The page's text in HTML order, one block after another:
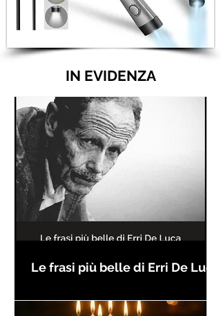
IN EVIDENZA
Le frasi più belle di Erri De Luca